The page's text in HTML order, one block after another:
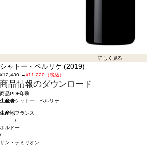
詳しく見る
シャトー・ベルリケ (2019)
¥12,430→¥11,220（税込）
商品情報のダウンロード
商品PDF印刷
生産者シャトー・ベルリケ
生産地フランス
/
ボルドー
/
サン・テミリオン